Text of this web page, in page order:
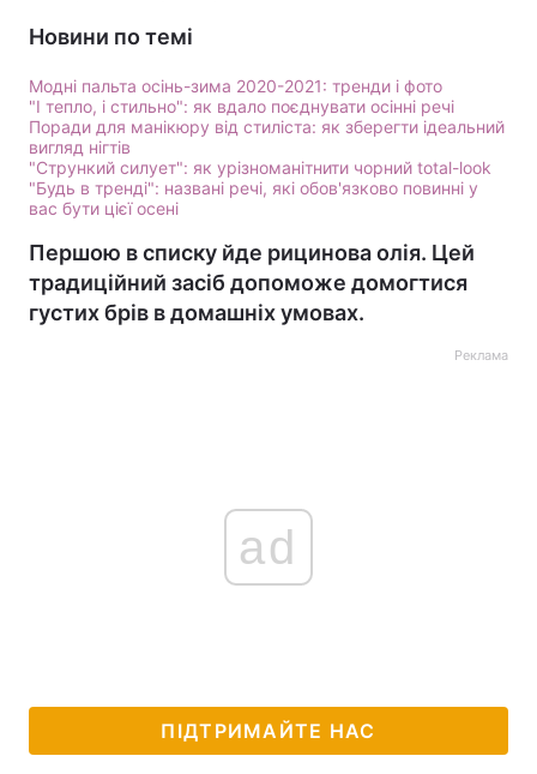
Екологія Регіони
Лонгріди
Відео з Youtube Статті
Інтерв'ю Думки
Новини по темі
Модні пальта осінь-зима 2020-2021: тренди і фото
"І тепло, і стильно": як вдало поєднувати осінні речі
Поради для манікюру від стиліста: як зберегти ідеальний
вигляд нігтів
"Стрункий силует": як урізноманітнити чорний total-look
"Будь в тренді": названі речі, які обов'язково повинні у
вас бути цієї осені
Першою в списку йде рицинова олія. Цей
традиційний засіб допоможе домогтися
густих брів в домашніх умовах.
Реклама
ad
ПІДТРИМАЙТЕ НАС